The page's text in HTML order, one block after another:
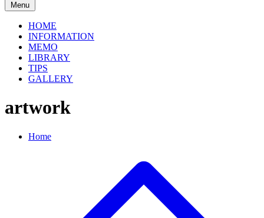
Menu
HOME
INFORMATION
MEMO
LIBRARY
TIPS
GALLERY
artwork
Home